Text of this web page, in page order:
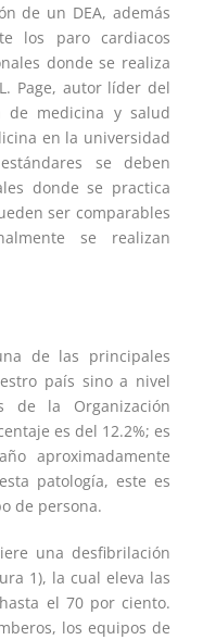
de un DEA, además
los paro cardiacos
donde se realiza
Page, autor líder del
de medicina y salud
en la universidad
se deben
donde se practica
ser comparables
se realizan
de las principales
país sino a nivel
de la Organización
es del 12.2%; es
aproximadamente
patología, este es
de persona.
una desfibrilación
1), la cual eleva las
el 70 por ciento.
los equipos de